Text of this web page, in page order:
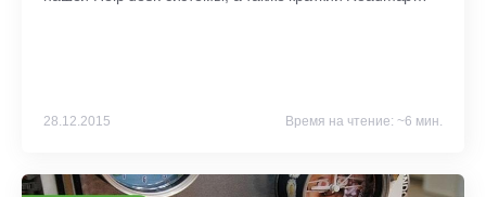
28.12.2015 Время на чтение: ~6 мин.